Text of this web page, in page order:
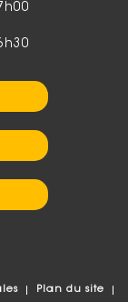
Plan du site